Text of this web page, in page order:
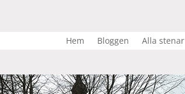
Hem Bloggen Alla stenar